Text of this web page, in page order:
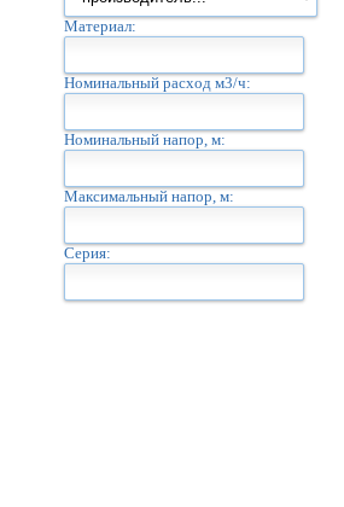
Материал:
Номинальный расход м3/ч:
Номинальный напор, м:
Максимальный напор, м:
Серия: